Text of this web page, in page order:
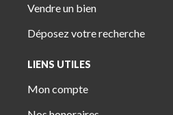
Vendre un bien
Déposez votre recherche
LIENS UTILES
Mon compte